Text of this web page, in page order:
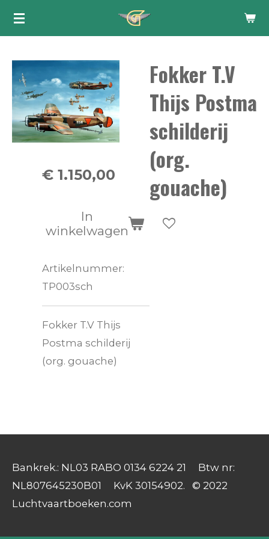
Ga
de
hoofdinhoud
Fokker T.V
Thijs Postma
schilderij
(org.
gouache)
€ 1.150,00
In
winkelwagen
Artikelnummer:
TP003sch
Fokker T.V Thijs
Postma schilderij
(org. gouache)
Bankrek.: NL03 RABO 0134 6224 21 Btw nr:
NL807645230B01 KvK 30154902. © 2022
Luchtvaartboeken.com